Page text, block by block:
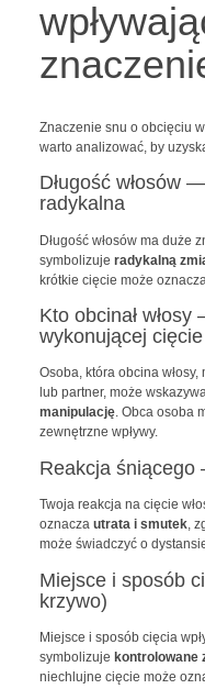
Znaczenie snu o obcięciu
warto analizować, by
Długość włosów
radykalna
Długość włosów ma duże
symbolizuje radykalną
krótkie cięcie może
Kto obcinał
wykonującej cięcie
Osoba, która obcina
lub partner, może
manipulację. Obca osoba
zewnętrzne wpływy.
Reakcja
Twoja reakcja na cięcie
oznacza utrata i smutek,
może świadczyć o
Miejsce i sposób
krzywo)
Miejsce i sposób cięcia
symbolizuje kontrolowane
niechlujne cięcie może